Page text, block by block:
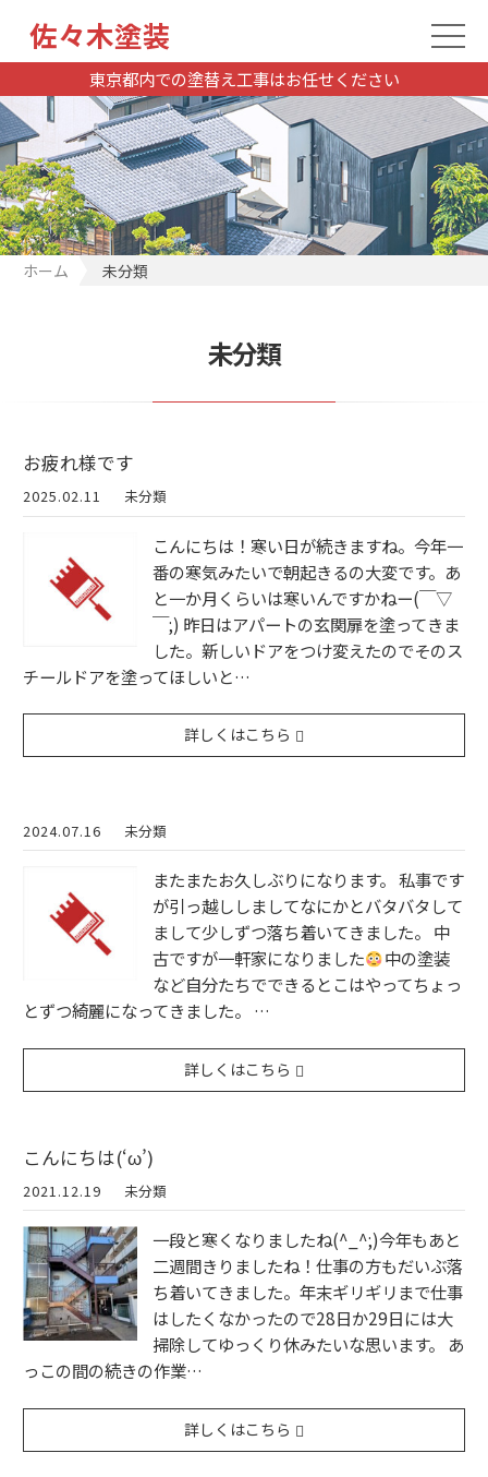
東京都内での塗替え工事はお任せください
佐々木塗装
ホーム 未分類
未分類
お疲れ様です
2025.02.11 未分類
こんにちは！寒い日が続きますね。今年一
番の寒気みたいで朝起きるの大変です。あ
と一か月くらいは寒いんですかねー(￣▽
￣;) 昨日はアパートの玄関扉を塗ってきま
した。新しいドアをつけ変えたのでそのス
チールドアを塗ってほしいと…
詳しくはこちら
2024.07.16 未分類
またまたお久しぶりになります。 私事です
が引っ越ししましてなにかとバタバタして
まして少しずつ落ち着いてきました。 中
古ですが一軒家になりました
中の塗装
など自分たちでできるとこはやってちょっ
とずつ綺麗になってきました。 …
詳しくはこちら
こんにちは(‘ω’)
2021.12.19 未分類
一段と寒くなりましたね(^_^;)今年もあと
二週間きりましたね！仕事の方もだいぶ落
ち着いてきました。年末ギリギリまで仕事
はしたくなかったので28日か29日には大
掃除してゆっくり休みたいな思います。 あ
っこの間の続きの作業…
詳しくはこちら